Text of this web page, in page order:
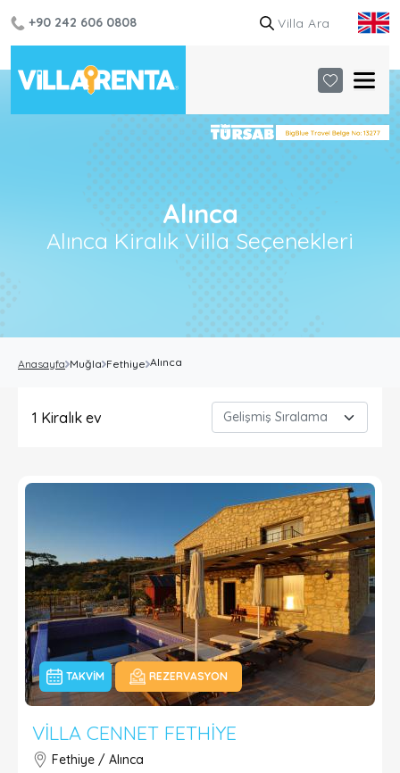
+90 242 606 0808
Alınca
Alınca Kiralık Villa Seçenekleri
Anasayfa Muğla Fethiye Alınca
1 Kiralık ev
TAKVIM REZERVASYON
VILLA CENNET FETHIYE
Fethiye / Alınca